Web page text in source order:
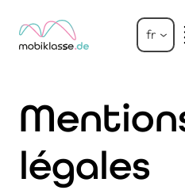
contenu
fr
légales